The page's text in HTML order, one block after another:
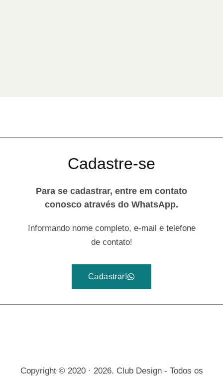
Cadastre-se
Para se cadastrar, entre em contato
conosco através do WhatsApp.
Informando nome completo, e-mail e telefone
de contato!
Cadastrar!
Copyright © 2020 · 2026. Club Design - Todos os